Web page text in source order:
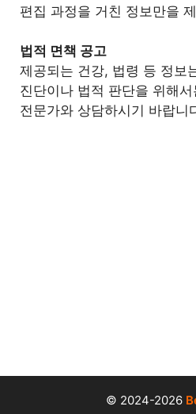
편집 과정을 거친 정보만을
법적 면책 공고
제공되는 건강, 법령 등 정보
진단이나 법적 판단을 위해
전문가와 상담하시기 바랍니
© 2024-2026